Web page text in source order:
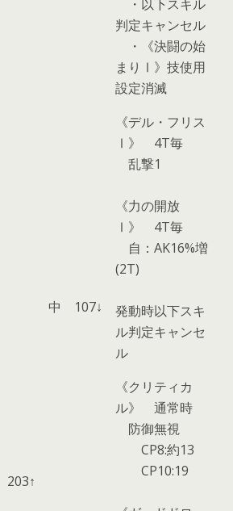
中 107↓
・以下スキル
判定キャンセル
・《決闘の始
まりⅠ》技使用
設定消滅
《デル・フリス
Ⅰ》 4T毎
乱撃1
《力の開放
Ⅰ》 4T毎
自：AK16%増
(2T)
発動時以下スキ
ル判定キャンセ
ル
203↑
《クリティカ
ル》 通常時
防御無視
CP8:約13
CP10:19